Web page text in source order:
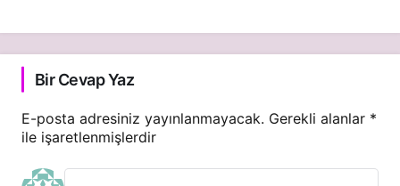
Bir Cevap Yaz
E-posta adresiniz yayınlanmayacak. Gerekli alanlar *
ile işaretlenmişlerdir